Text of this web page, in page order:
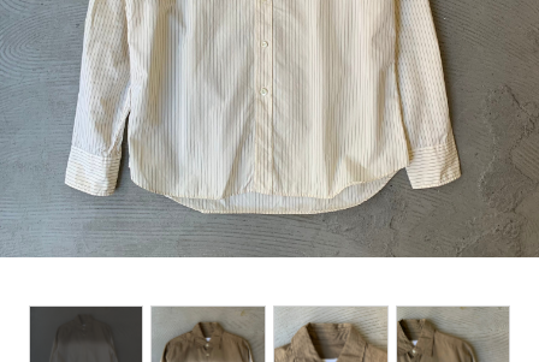
Other brands
TOPS
OUTER WEAR
BOTTOMS
DESIGNERS ARCHIVES